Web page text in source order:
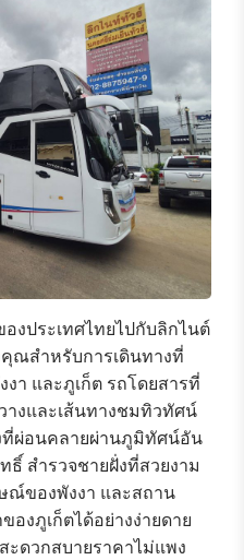
งประเทศไทยไปกับลิกไนต์
ณสำหรับการเดินทางที่
งา และภูเก็ต รถโดยสารที่
างและเส้นทางชมทิวทัศน์
ที่ผ่อนคลายผ่านภูมิทัศน์อัน
ธิ์ สำรวจชายฝั่งที่สวยงาม
ณ์ของพังงา และสถาน
องภูเก็ตได้อย่างง่ายดาย
ะดวกสบายราคาไม่แพง